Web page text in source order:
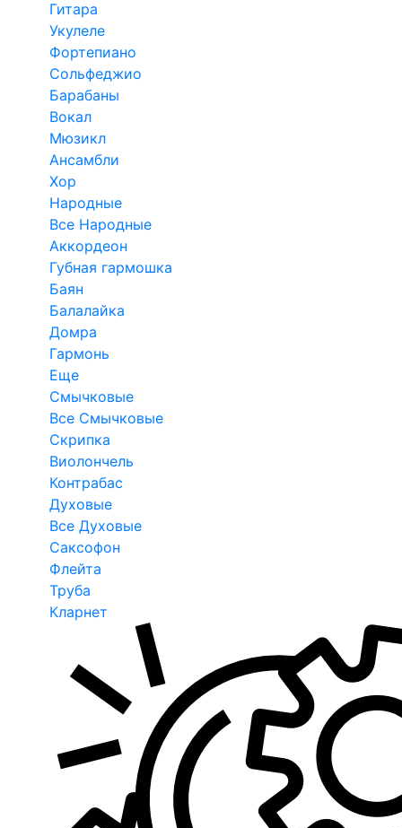
Гитара
Укулеле
Фортепиано
Сольфеджио
Барабаны
Вокал
Мюзикл
Ансамбли
Хор
Народные
Все Народные
Аккордеон
Губная гармошка
Баян
Балалайка
Домра
Гармонь
Еще
Смычковые
Все Смычковые
Скрипка
Виолончель
Контрабас
Духовые
Все Духовые
Саксофон
Флейта
Труба
Кларнет